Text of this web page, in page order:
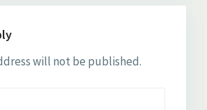
will not be published.